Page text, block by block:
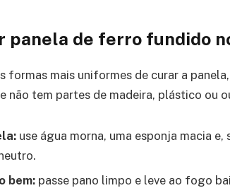
panela de ferro fundido
formas mais uniformes de curar a
não tem partes de madeira, plástico ou
use água morna, uma esponja macia
bem: passe pano limpo e leve ao fogo